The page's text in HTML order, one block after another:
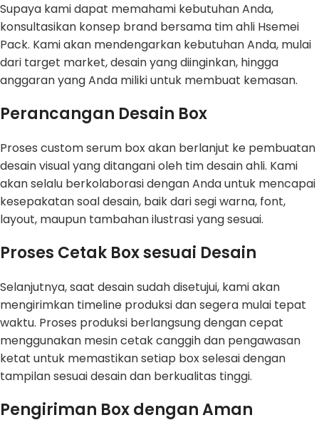
Supaya kami dapat memahami kebutuhan Anda,
konsultasikan konsep brand bersama tim ahli Hsemei
Pack. Kami akan mendengarkan kebutuhan Anda, mulai
dari target market, desain yang diinginkan, hingga
anggaran yang Anda miliki untuk membuat kemasan.
Perancangan Desain Box
Proses custom serum box akan berlanjut ke pembuatan
desain visual yang ditangani oleh tim desain ahli. Kami
akan selalu berkolaborasi dengan Anda untuk mencapai
kesepakatan soal desain, baik dari segi warna, font,
layout, maupun tambahan ilustrasi yang sesuai.
Proses Cetak Box sesuai Desain
Selanjutnya, saat desain sudah disetujui, kami akan
mengirimkan timeline produksi dan segera mulai tepat
waktu. Proses produksi berlangsung dengan cepat
menggunakan mesin cetak canggih dan pengawasan
ketat untuk memastikan setiap box selesai dengan
tampilan sesuai desain dan berkualitas tinggi.
Pengiriman Box dengan Aman